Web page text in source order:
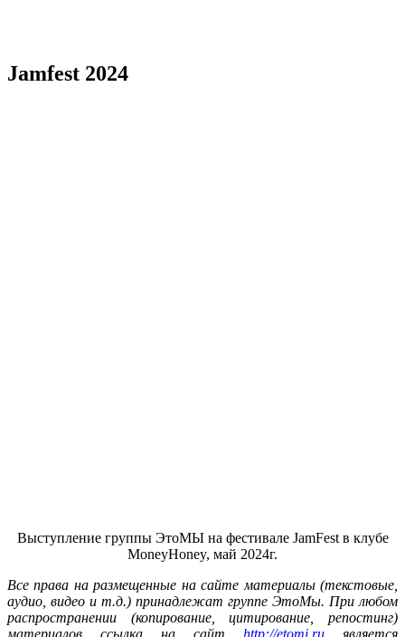
Jamfest 2024
Выступление группы ЭтоМЫ на фестивале JamFest в клубе
MoneyHoney, май 2024г.
Все права на размещенные на сайте материалы (текстовые,
аудио, видео и т.д.) принадлежат группе ЭтоМы. При любом
распространении (копирование, цитирование, репостинг)
материалов ссылка на сайт http://etomi.ru является